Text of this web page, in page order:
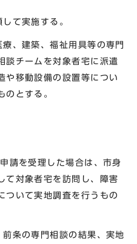
て実施する。
、建築、福祉用具等の専門
談チームを対象者宅に派遣
や移動設備の設置等につい
のとする。
請を受理した場合は、市身
て対象者宅を訪問し、障害
ついて実地調査を行うもの
条の専門相談の結果、実地